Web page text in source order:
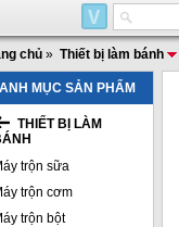
chủ » Thiết bị làm bánh
MỤC SẢN PHẨM
THIẾT BỊ LÀM
trộn sữa
trộn cơm
trộn bột